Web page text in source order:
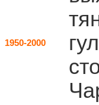
1950-2000